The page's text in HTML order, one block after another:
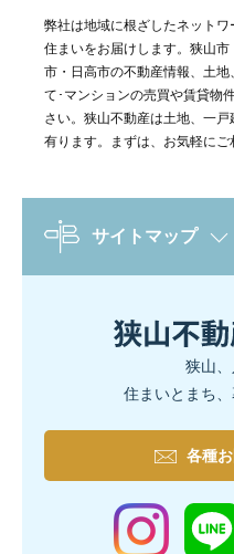
弊社は地域に根ざしたネット
住まいをお届けします。狭山
市・日高市の不動産情報、土
て･マンションの売買や賃貸物
さい。狭山不動産は土地、一
有ります。まずは、お気軽にご
サイトマップ
狭山
住まいとまち
各種